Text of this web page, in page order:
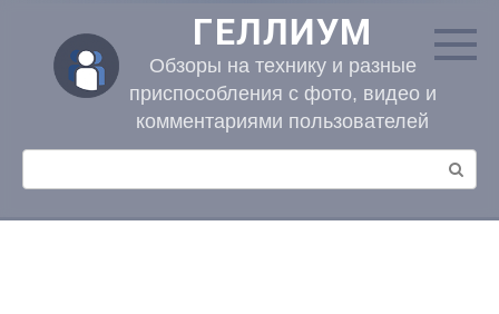
контенту
ГЕЛЛИУМ
Обзоры на технику и разные
приспособления с фото, видео и
комментариями пользователей
Поиск: